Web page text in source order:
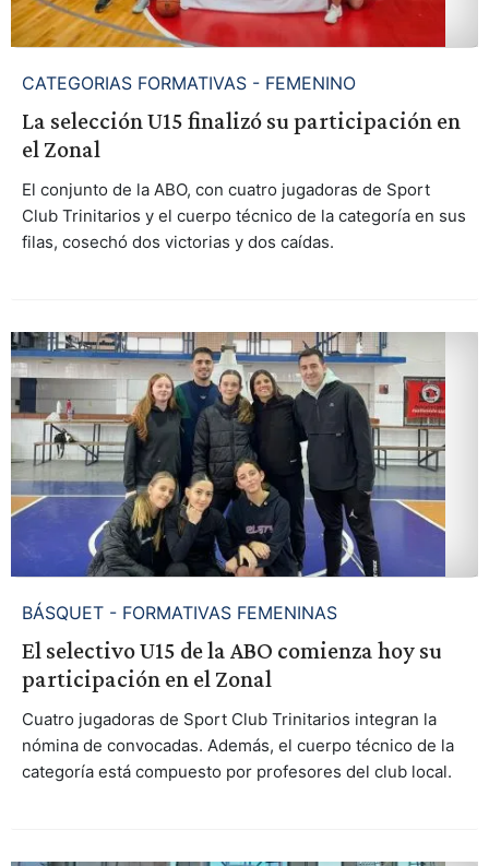
CATEGORIAS FORMATIVAS - FEMENINO
La selección U15 finalizó su participación en
el Zonal
El conjunto de la ABO, con cuatro jugadoras de Sport
Club Trinitarios y el cuerpo técnico de la categoría en sus
filas, cosechó dos victorias y dos caídas.
BÁSQUET - FORMATIVAS FEMENINAS
El selectivo U15 de la ABO comienza hoy su
participación en el Zonal
Cuatro jugadoras de Sport Club Trinitarios integran la
nómina de convocadas. Además, el cuerpo técnico de la
categoría está compuesto por profesores del club local.